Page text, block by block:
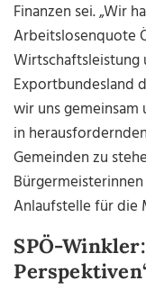
Finanzen sei. „Wir
Arbeitslosenquote
Wirtschaftsleistung
Exportbundesland
wir uns
in
Gemeinden zu
Anlaufstelle für die
SPÖ-